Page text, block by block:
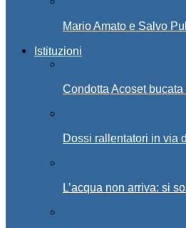
Mario Amato e Salvo
Istituzioni
Condotta Acoset
Dossi rallentatori in via
L’acqua non arriva: si